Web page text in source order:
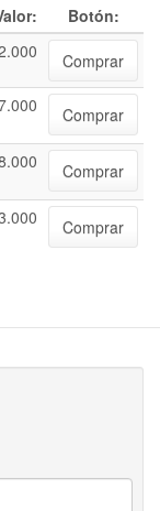
Botón:
Comprar
Comprar
Comprar
Comprar